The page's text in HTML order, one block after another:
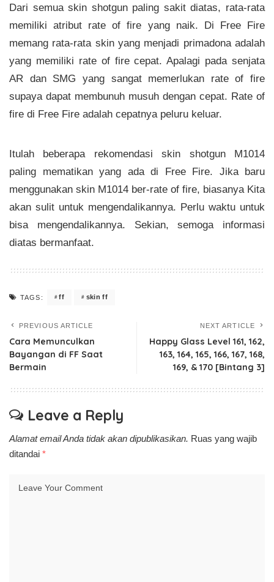
Dari semua skin shotgun paling sakit diatas, rata-rata
memiliki atribut rate of fire yang naik. Di Free Fire
memang rata-rata skin yang menjadi primadona adalah
yang memiliki rate of fire cepat. Apalagi pada senjata
AR dan SMG yang sangat memerlukan rate of fire
supaya dapat membunuh musuh dengan cepat. Rate of
fire di Free Fire adalah cepatnya peluru keluar.
Itulah beberapa rekomendasi skin shotgun M1014
paling mematikan yang ada di Free Fire. Jika baru
menggunakan skin M1014 ber-rate of fire, biasanya Kita
akan sulit untuk mengendalikannya. Perlu waktu untuk
bisa mengendalikannya. Sekian, semoga informasi
diatas bermanfaat.
TAGS: ff skin ff
PREVIOUS ARTICLE
Cara Memunculkan
Bayangan di FF Saat
Bermain
NEXT ARTICLE
Happy Glass Level 161, 162,
163, 164, 165, 166, 167, 168,
169, & 170 [Bintang 3]
Leave a Reply
Alamat email Anda tidak akan dipublikasikan. Ruas yang wajib
ditandai *